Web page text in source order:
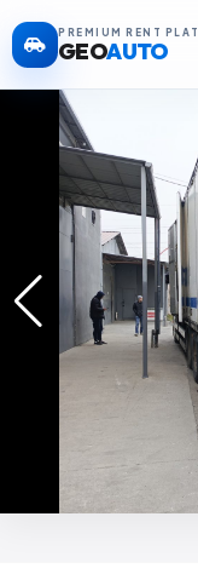
PREMIUM RENT
GEOAUTO